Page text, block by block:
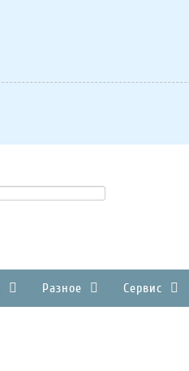
Разное Сервис